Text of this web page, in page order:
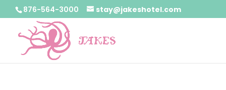
876-564-3000 stay@jakeshotel.com